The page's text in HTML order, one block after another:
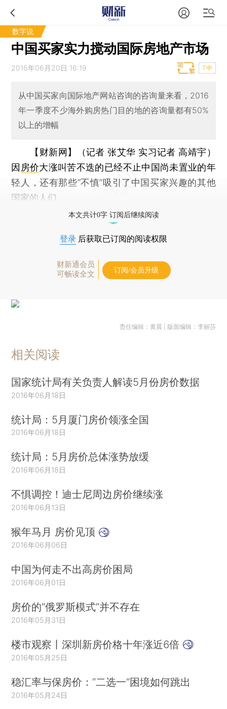
数字说
中国买家实力搅动国际房地产市场
2016年06月20日 16:19 T中
从中国买家向国际地产网站咨询的咨询量来看，2016
年一季度不少海外购房热门目的地的咨询量都有50%
以上的增幅
【财新网】（记者 张艾华 实习记者 高靖宇）
因 房价大涨叫苦不迭的已经不止中国尚未置业的年
轻人，还有那些“不慎”吸引了中国买家兴趣的其他
国家的人们。
本文共计0字 订阅后继续阅读
登录 后获取已订阅的阅读权限
财新通会员
可畅读全文
订阅/会员升级
责任编辑：黄晨 | 版面编辑：李丽莎
相关阅读
国家统计局有关负责人解读5月份房价数据
2016年06月18日
统计局：5月厦门房价领涨全国
2016年06月18日
统计局：5月房价总体涨势放缓
2016年06月18日
不惧调控！迪士尼周边房价继续涨
2016年06月13日
猴年马月 房价见顶
2016年06月06日
中国为何走不出高房价困局
2016年06月01日
房价的“俄罗斯模式”并不存在
2016年05月31日
楼市观察丨深圳新房价格十年涨近6倍
2016年05月25日
稳汇率与保房价：“二选一”困境如何跳出
2016年05月24日